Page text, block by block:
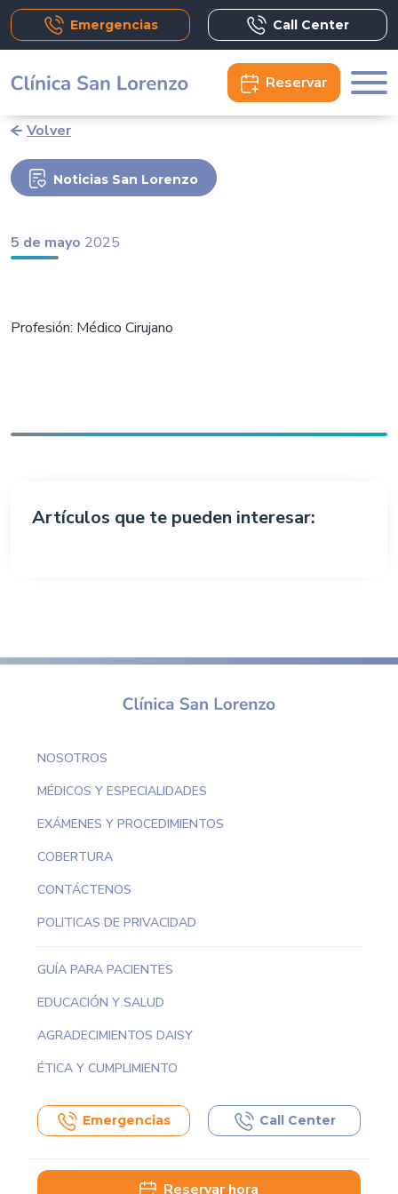
Emergencias Call Center
Reservar
Volver
Noticias San Lorenzo
5 de mayo 2025
Profesión: Médico Cirujano
Artículos que te pueden interesar:
NOSOTROS
MÉDICOS Y ESPECIALIDADES
EXÁMENES Y PROCEDIMIENTOS
COBERTURA
CONTÁCTENOS
POLITICAS DE PRIVACIDAD
GUÍA PARA PACIENTES
EDUCACIÓN Y SALUD
AGRADECIMIENTOS DAISY
ÉTICA Y CUMPLIMIENTO
Emergencias Call Center
Reservar hora